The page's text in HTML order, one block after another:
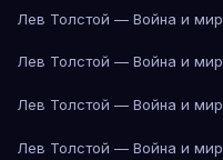
Лев Толстой — Война и мир
Лев Толстой — Война и мир
Лев Толстой — Война и мир
Лев Толстой — Война и мир